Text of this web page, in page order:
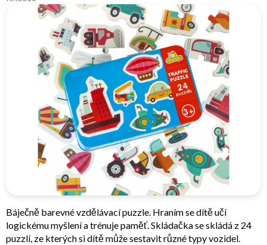
Báječně barevné vzdělávací puzzle. Hraním se dítě učí
logickému myšlení a trénuje paměť. Skládačka se skládá z 24
puzzlí, ze kterých si dítě může sestavit různé typy vozidel.